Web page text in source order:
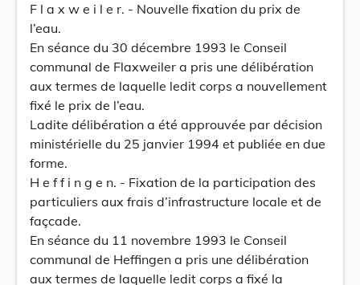
F l a x w e i l e r. - Nouvelle fixation du prix de
l’eau.
En séance du 30 décembre 1993 le Conseil
communal de Flaxweiler a pris une délibération
aux termes de laquelle ledit corps a nouvellement
fixé le prix de l’eau.
Ladite délibération a été approuvée par décision
ministérielle du 25 janvier 1994 et publiée en due
forme.
H e f f i n g e n. - Fixation de la participation des
particuliers aux frais d’infrastructure locale et de
façcade.
En séance du 11 novembre 1993 le Conseil
communal de Heffingen a pris une délibération
aux termes de laquelle ledit corps a fixé la